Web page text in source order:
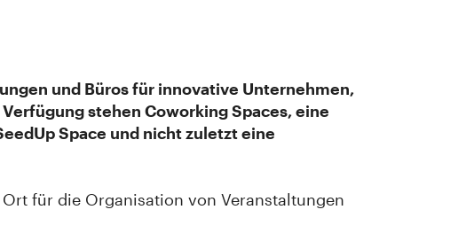
und Büros für innovative Unternehmen,
stehen Coworking Spaces, eine
Space und nicht zuletzt eine
für die Organisation von Veranstaltungen